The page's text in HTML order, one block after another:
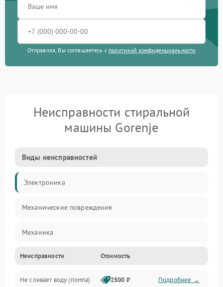
Отправляя, Вы соглашаетесь с политикой конфиденциальности
Неисправности стиральной
машины Gorenje
Виды неисправностей
Электроника
Механические повреждения
Механика
Электропитание
Водоснабжение
Неисправности Стоимость
Не сливает воду (помпа) 2500 ₽ Подробнее →